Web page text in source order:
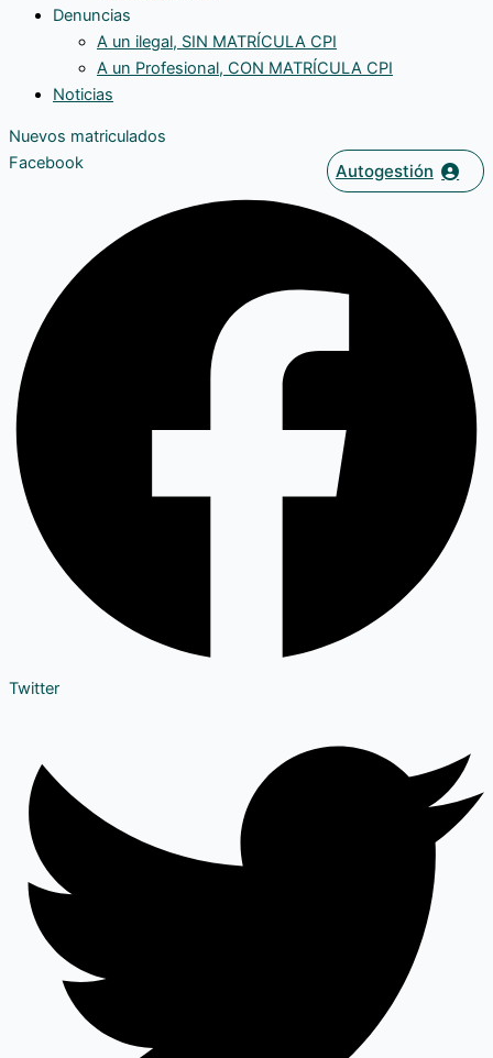
Denuncias
A un ilegal, SIN MATRÍCULA CPI
A un Profesional, CON MATRÍCULA CPI
Noticias
Nuevos matriculados
Autogestión
Facebook
Twitter